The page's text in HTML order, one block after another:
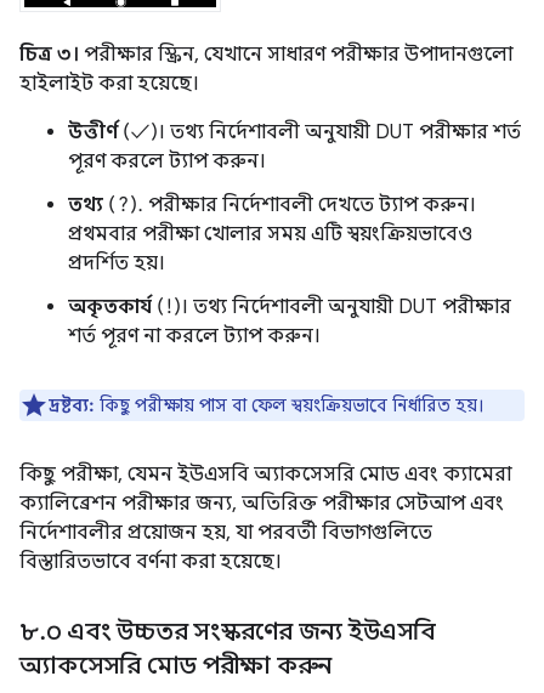
চিত্র ৩। পরীক্ষার স্ক্রিন, যেখানে সাধারণ পরীক্ষার উপাদানগুলো
হাইলাইট করা হয়েছে।
উত্তীর্ণ(✓)। তথ্য নির্দেশাবলী অনুযায়ী DUT পরীক্ষার শর্ত
পূরণ করলে ট্যাপ করুন।
তথ্য (?). পরীক্ষার নির্দেশাবলী দেখতে ট্যাপ করুন।
প্রথমবার পরীক্ষা খোলার সময় এটি স্বয়ংক্রিয়ভাবেও
প্রদর্শিত হয়।
অকৃতকার্য (!)। তথ্য নির্দেশাবলী অনুযায়ী DUT পরীক্ষার
শর্ত পূরণ না করলে ট্যাপ করুন।
দ্রষ্টব্য: কিছু পরীক্ষায় পাস বা ফেল স্বয়ংক্রিয়ভাবে নির্ধারিত হয়।
কিছু পরীক্ষা, যেমন ইউএসবি অ্যাকসেসরি মোড এবং ক্যামেরা
ক্যালিব্রেশন পরীক্ষার জন্য, অতিরিক্ত পরীক্ষার সেটআপ এবং
নির্দেশাবলীর প্রয়োজন হয়, যা পরবর্তী বিভাগগুলিতে
বিস্তারিতভাবে বর্ণনা করা হয়েছে।
৮.০ এবং উচ্চতর সংস্করণের জন্য ইউএসবি
অ্যাকসেসরি মোড পরীক্ষা করুন